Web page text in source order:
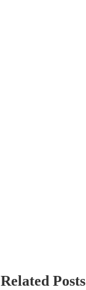
Related Posts